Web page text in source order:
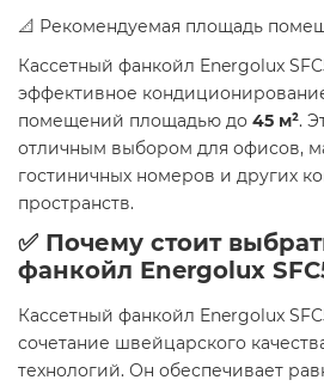
📐 Рекомендуемая площадь
Кассетный фанкойл Energolux
эффективное
помещений площадью до 45 м².
отличным выбором для офисов,
гостиничных номеров и других
пространств.
✅ Почему стоит
фанкойл Energolux
Кассетный фанкойл Energolux
сочетание швейцарского
технологий. Он обеспечивает